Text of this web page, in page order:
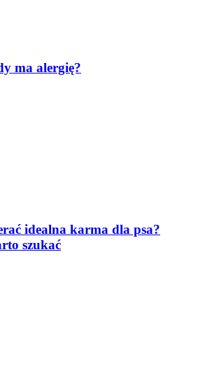
ma alergię?
idealna karma dla psa?
szukać